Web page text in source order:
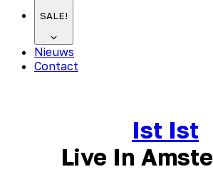
SALE!
Nieuws
Contact
Ist Ist
Live In